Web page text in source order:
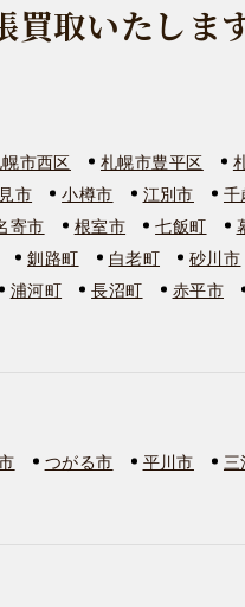
買取いたしま
市西区 札幌市豊平区
市 小樽市 江別市 千
寄市 根室市 七飯町
釧路町 白老町 砂川市
浦河町 長沼町 赤平市
つがる市 平川市 三